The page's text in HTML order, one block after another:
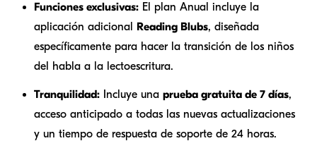
Funciones exclusivas: El plan Anual incluye la
aplicación adicional Reading Blubs, diseñada
específicamente para hacer la transición de los niños
del habla a la lectoescritura.
Tranquilidad: Incluye una prueba gratuita de 7 días,
acceso anticipado a todas las nuevas actualizaciones
y un tiempo de respuesta de soporte de 24 horas.